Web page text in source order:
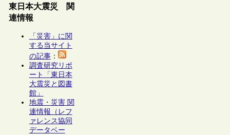
東日本大震災 関
連情報
「災害」に関
する当サイト
の記事：
調査研究リポ
ート「東日本
大震災と図書
館」
地震・災害 関
連情報（レフ
ァレンス協同
データベー